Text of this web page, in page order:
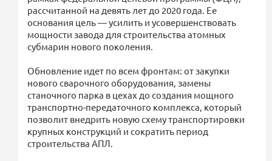
рассчитанной на девять лет до 2020 года. Ее
основания цель — усилить и усовершенствовать
мощности завода для строительства атомных
субмарин нового поколения.
Обновление идет по всем фронтам: от закупки
нового сварочного оборудования, замены
станочного парка в цехах до создания мощного
транспортно-передаточного комплекса, который
позволит внедрить новую схему транспортировки
крупных конструкций и сократить период
строительства АПЛ.